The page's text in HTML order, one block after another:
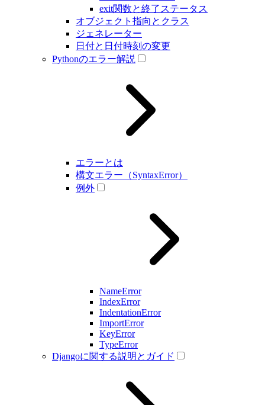
exit関数と終了ステータス
オブジェクト指向とクラス
ジェネレーター
日付と日付時刻の変更
Pythonのエラー解説
エラーとは
構文エラー（SyntaxError）
例外
NameError
IndexError
IndentationError
ImportError
KeyError
TypeError
Djangoに関する説明とガイド